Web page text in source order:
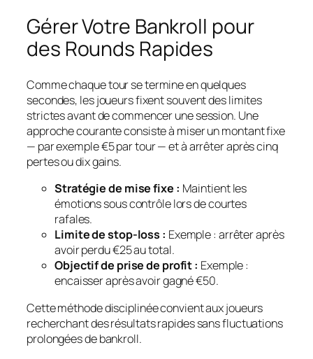
Gérer Votre Bankroll pour
des Rounds Rapides
Comme chaque tour se termine en quelques
secondes, les joueurs fixent souvent des limites
strictes avant de commencer une session. Une
approche courante consiste à miser un montant fixe
— par exemple €5 par tour — et à arrêter après cinq
pertes ou dix gains.
Stratégie de mise fixe : Maintient les
émotions sous contrôle lors de courtes
rafales.
Limite de stop-loss : Exemple : arrêter après
avoir perdu €25 au total.
Objectif de prise de profit : Exemple :
encaisser après avoir gagné €50.
Cette méthode disciplinée convient aux joueurs
recherchant des résultats rapides sans fluctuations
prolongées de bankroll.